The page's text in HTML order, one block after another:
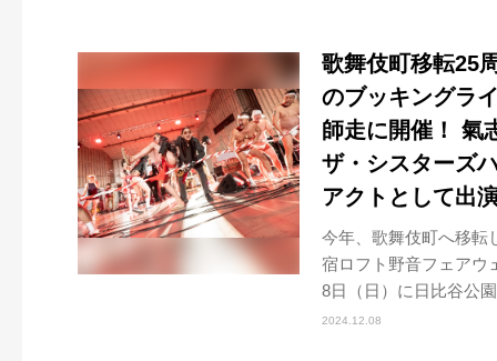
歌舞伎町移転25
のブッキングラ
師走に開催！ 氣
ザ・シスターズ
アクトとして出
今年、歌舞伎町へ移転
宿ロフト野音フェアウ
8日（日）に日比谷公
2024.12.08